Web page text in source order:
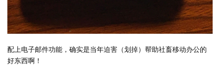
配上电子邮件功能，确实是当年迫害（划掉）帮助社畜移动办公的
好东西啊！